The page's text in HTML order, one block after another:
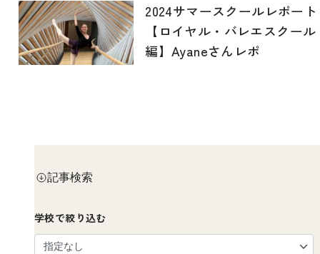
2024サマースクールレポート
【ロイヤル・バレエスクール
編】Ayaneさんレポ
記事検索
学校で絞り込む